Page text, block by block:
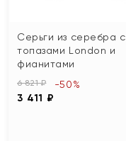
Серьги из серебра с
топазами London и
фианитами
6 821 ₽
3 411 ₽
-50%